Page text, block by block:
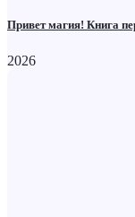
Привет магия! Книга
2026